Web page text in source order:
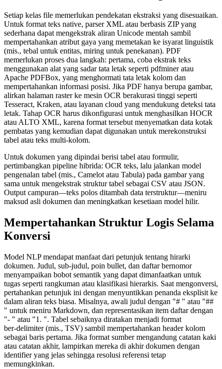
Setiap kelas file memerlukan pendekatan ekstraksi yang disesuaikan.
Untuk format teks native, parser XML atau berbasis ZIP yang
sederhana dapat mengekstrak aliran Unicode mentah sambil
mempertahankan atribut gaya yang memetakan ke isyarat linguistik
(mis., tebal untuk entitas, miring untuk penekanan). PDF
memerlukan proses dua langkah: pertama, coba ekstrak teks
menggunakan alat yang sadar tata letak seperti pdfminer atau
Apache PDFBox, yang menghormati tata letak kolom dan
mempertahankan informasi posisi. Jika PDF hanya berupa gambar,
alirkan halaman raster ke mesin OCR berakurasi tinggi seperti
Tesseract, Kraken, atau layanan cloud yang mendukung deteksi tata
letak. Tahap OCR harus dikonfigurasi untuk menghasilkan HOCR
atau ALTO XML, karena format tersebut menyematkan data kotak
pembatas yang kemudian dapat digunakan untuk merekonstruksi
tabel atau teks multi‑kolom.
Untuk dokumen yang dipindai berisi tabel atau formulir,
pertimbangkan pipeline hibrida: OCR teks, lalu jalankan model
pengenalan tabel (mis., Camelot atau Tabula) pada gambar yang
sama untuk mengekstrak struktur tabel sebagai CSV atau JSON.
Output campuran—teks polos ditambah data terstruktur—meniru
maksud asli dokumen dan meningkatkan kesetiaan model hilir.
Mempertahankan Struktur Logis Selama
Konversi
Model NLP mendapat manfaat dari petunjuk tentang hirarki
dokumen. Judul, sub‑judul, poin bullet, dan daftar bernomor
menyampaikan bobot semantik yang dapat dimanfaatkan untuk
tugas seperti rangkuman atau klasifikasi hierarkis. Saat mengonversi,
pertahankan petunjuk ini dengan menyuntikkan penanda eksplisit ke
dalam aliran teks biasa. Misalnya, awali judul dengan "# " atau "##
" untuk meniru Markdown, dan representasikan item daftar dengan
"- " atau "1. ". Tabel sebaiknya diratakan menjadi format
ber‑delimiter (mis., TSV) sambil mempertahankan header kolom
sebagai baris pertama. Jika format sumber mengandung catatan kaki
atau catatan akhir, lampirkan mereka di akhir dokumen dengan
identifier yang jelas sehingga resolusi referensi tetap
memungkinkan.